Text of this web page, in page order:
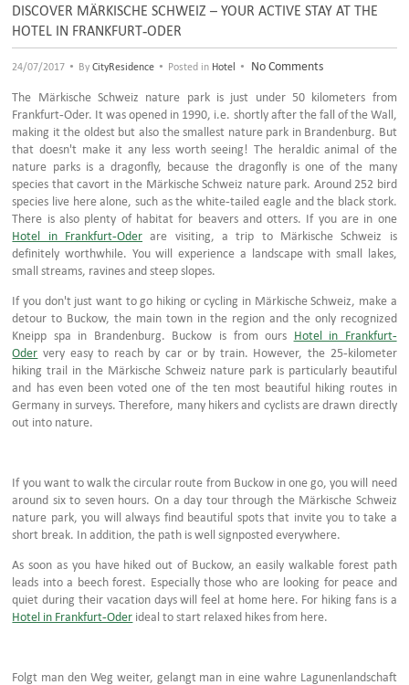
DISCOVER MÄRKISCHE SCHWEIZ – YOUR ACTIVE STAY AT THE
HOTEL IN FRANKFURT-ODER
24/07/2017 • ByCityResidence • Posted in Hotel • No Comments
The Märkische Schweiz nature park is just under 50 kilometers from
Frankfurt-Oder. It was opened in 1990, i.e. shortly after the fall of the Wall,
making it the oldest but also the smallest nature park in Brandenburg. But
that doesn't make it any less worth seeing! The heraldic animal of the
nature parks is a dragonfly, because the dragonfly is one of the many
species that cavort in the Märkische Schweiz nature park. Around 252 bird
species live here alone, such as the white-tailed eagle and the black stork.
There is also plenty of habitat for beavers and otters. If you are in one
Hotel in Frankfurt-Oder are visiting, a trip to Märkische Schweiz is
definitely worthwhile. You will experience a landscape with small lakes,
small streams, ravines and steep slopes.
If you don't just want to go hiking or cycling in Märkische Schweiz, make a
detour to Buckow, the main town in the region and the only recognized
Kneipp spa in Brandenburg. Buckow is from ours
Hotel in Frankfurt-
Oder very easy to reach by car or by train. However, the 25-kilometer
hiking trail in the Märkische Schweiz nature park is particularly beautiful
and has even been voted one of the ten most beautiful hiking routes in
Germany in surveys. Therefore, many hikers and cyclists are drawn directly
out into nature.
If you want to walk the circular route from Buckow in one go, you will need
around six to seven hours. On a day tour through the Märkische Schweiz
nature park, you will always find beautiful spots that invite you to take a
short break. In addition, the path is well signposted everywhere.
As soon as you have hiked out of Buckow, an easily walkable forest path
leads into a beech forest. Especially those who are looking for peace and
quiet during their vacation days will feel at home here. For hiking fans is a
Hotel in Frankfurt-Oder ideal to start relaxed hikes from here.
Folgt man den Weg weiter, gelangt man in eine wahre Lagunenlandschaft